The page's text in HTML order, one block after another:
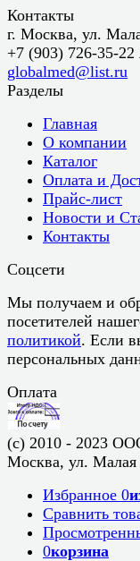
Контакты
г. Москва, ул.
+7 (903) 726-35-22
globalmed@list.ru
Разделы
Главная
О компании
Каталог
Оплата и
Прайс-лист
Новости и
Контакты
Соцсети
Мы получаем и
посетителей
политикой. Если
персональных
Оплата
(c) 2010 - 2023
Москва, ул. Малая
Избранное 0
Сравнить
0корзина